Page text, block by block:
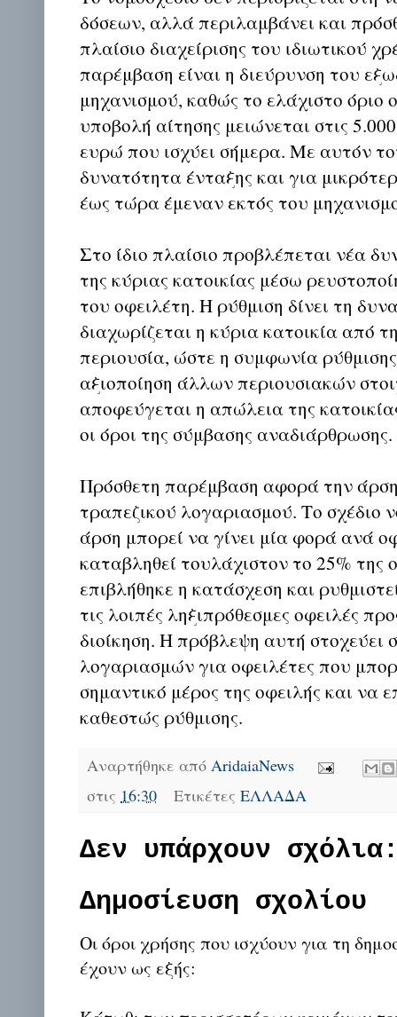
δόσεων, αλλά περιλαμβάνει και
πλαίσιο διαχείρισης του ιδιωτικού
παρέμβαση είναι η διεύρυνση του
μηχανισμού, καθώς το ελάχιστο όριο
υποβολή αίτησης μειώνεται στις
ευρώ που ισχύει σήμερα. Με αυτόν
δυνατότητα ένταξης και για
έως τώρα έμεναν εκτός του
Στο ίδιο πλαίσιο προβλέπεται νέα
της κύριας κατοικίας μέσω
του οφειλέτη. Η ρύθμιση δίνει τη
διαχωρίζεται η κύρια κατοικία από
περιουσία, ώστε η συμφωνία
αξιοποίηση άλλων περιουσιακών
αποφεύγεται η απώλεια της
οι όροι της σύμβασης αναδιάρθρωσης.
Πρόσθετη παρέμβαση αφορά την
τραπεζικού λογαριασμού. Το σχέδιο
άρση μπορεί να γίνει μία φορά ανά
καταβληθεί τουλάχιστον το 25% της
επιβλήθηκε η κατάσχεση και
τις λοιπές ληξιπρόθεσμες οφειλές
διοίκηση. Η πρόβλεψη αυτή στοχεύει
λογαριασμών για οφειλέτες που
σημαντικό μέρος της οφειλής και να
καθεστώς ρύθμισης.
Αναρτήθηκε από AridaiaNews
στις 16:30 ΕτικέτεςΕΛΛΑΔΑ
Δεν υπάρχουν
Δημοσίευση σχολίου
Οι όροι χρήσης που ισχύουν για τη
έχουν ως εξής: